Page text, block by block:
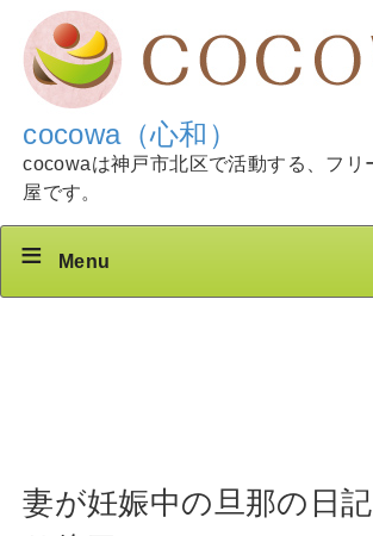
cocowa（心和）
cocowaは神戸市北区で活動する、フリ
屋です。
Menu
妻が妊娠中の旦那の日